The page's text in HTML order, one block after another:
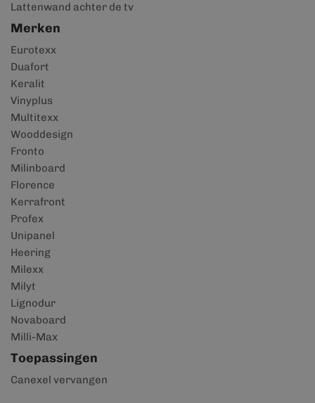
Lattenwand achter de tv
Merken
Eurotexx
Duafort
Keralit
Vinyplus
Multitexx
Wooddesign
Fronto
Milinboard
Florence
Kerrafront
Profex
Unipanel
Heering
Milexx
Milyt
Lignodur
Novaboard
Milli-Max
Toepassingen
Canexel vervangen